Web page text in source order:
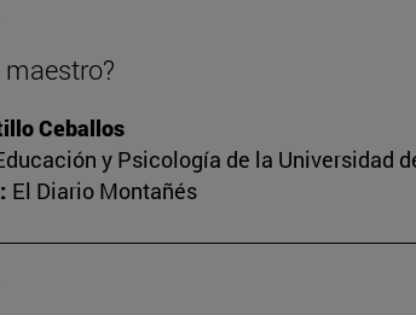
maestro?
Ceballos
y Psicología de la Universidad
El Diario Montañés